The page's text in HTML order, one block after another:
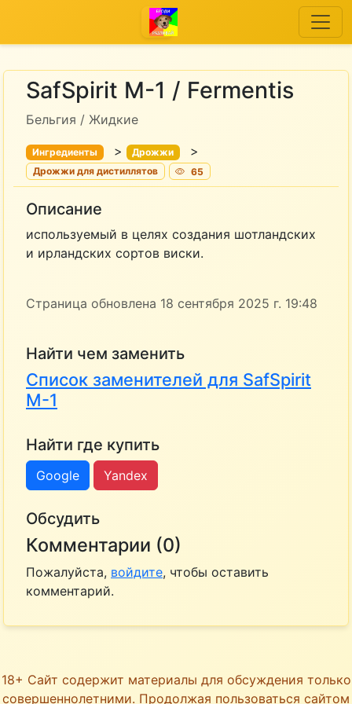
SafSpirit M-1 / Fermentis
Бельгия / Жидкие
Ингредиенты > Дрожжи >
Дрожжи для дистиллятов 65
Описание
используемый в целях создания шотландских
и ирландских сортов виски.
Страница обновлена 18 сентября 2025 г. 19:48
Найти чем заменить
Список заменителей для SafSpirit
M-1
Найти где купить
Google Yandex
Обсудить
Комментарии (0)
Пожалуйста, войдите, чтобы оставить
комментарий.
18+ Сайт содержит материалы для обсуждения только
совершеннолетними. Продолжая пользоваться сайтом